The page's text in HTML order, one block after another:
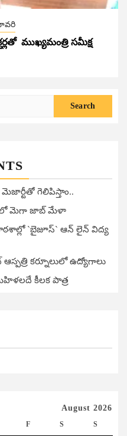
ముఖ్యమంత్రి సమీక్ష
గెలిపిస్తాం..
మెగా జాబ్ మేళా
`బైజూస్` ఆన్ లైన్ విద్య
క‌ర్నూలులో ఉద్యోగాలు
కీలక పాత్ర
August 2026
F S S